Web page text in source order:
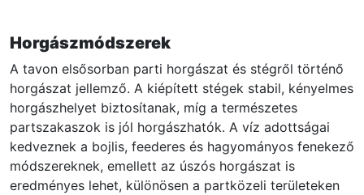
Horgászmódszerek
A tavon elsősorban parti horgászat és stégről történő
horgászat jellemző. A kiépített stégek stabil, kényelmes
horgászhelyet biztosítanak, míg a természetes
partszakaszok is jól horgászhatók. A víz adottságai
kedveznek a bojlis, feederes és hagyományos fenekező
módszereknek, emellett az úszós horgászat is
eredményes lehet, különösen a partközeli területeken